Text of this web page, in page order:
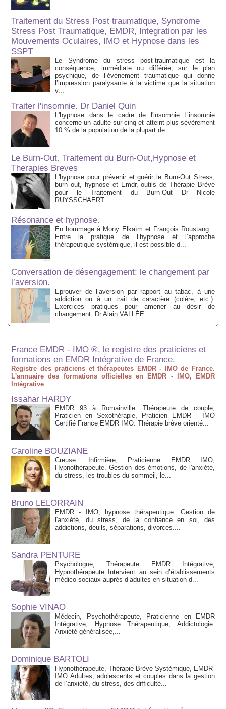
Traitement du Stress Post traumatique, Syndrome
Stress Post Traumatique, EMDR, Integration par les
Mouvements Oculaires, IMO et Hypnose dans les
SSPT
Le Syndrome du stress post-traumatique est la
conséquence, immédiate ou différée, sur le plan
psychique, de l’événement traumatique qui donne
l’impression paralysante à la victime que la situation
v...
Traiter l'insomnie. Dr Daniel Quin
L'hypnose dans le cadre de l'insomnie L’insomnie
concerne un adulte sur cinq et atteint plus sévèrement
10 % de la population de la plupart de...
Le Burn-Out. Traitement du Burn-Out,Hypnose et
Therapies Breves
L'hypnose pour prévenir et guérir le Burn-Out Stress,
burn out, hypnose et Emdr, outils de Thérapie Brève
pour le Traitement du Burn-Out Dr Nicole
RUYSSCHAERT...
Résonance et hypnose.
En hommage à Mony Elkaïm et François Roustang...
Entre la pratique de l’hypnose et l’approche
thérapeutique systémique, il est possible d...
Conversation de désengagement: le changement par
l’aversion.
Eprouver de l’aversion par rapport au tabac, à une
addiction ou à un trait de caractère (colère, etc.).
Exercices pratiques pour amener au désir de
changement. Dr Alain VALLÉE...
France EMDR - IMO ®, le registre des praticiens et
formations en EMDR Intégrative de France.
Registre des praticiens et thérapeutes EMDR - IMO de France.
L'annuaire des formations officielles en EMDR - IMO, EMDR
Intégrative
Issahar HARDY
EMDR 93 à Romainville: Thérapeute de couple,
Praticien en Sexothérapie, Praticien EMDR - IMO
Certifié France EMDR IMO. Thérapie brève orienté...
Caroline BOUZIANE
Creuse: Infirmière, Praticienne EMDR IMO,
Hypnothérapeute. Gestion des émotions, de l'anxiété,
du stress, les troubles du sommeil, le...
Bruno LELORRAIN
EMDR - IMO, hypnose thérapeutique. Gestion de
l'anxiété, du stress, de la confiance en soi, des
addictions, deuils, séparations, divorces....
Sandra PENTURE
Psychologue, Thérapeute EMDR Intégrative,
Hypnothérapeute Intervient au sein d’établissements
médico‑sociaux auprès d’adultes en situation d...
Sophie VINAO
Médecin, Psychothérapeute, Praticienne en EMDR
Intégrative, Hypnose Thérapeutique, Addictologie.
Anxiété généralisée,...
Dominique BARTOLI
Hypnothérapeute, Thérapie Brève Systémique, EMDR-
IMO Adultes, adolescents et couples dans la gestion
de l’anxiété, du stress, des difficulté...